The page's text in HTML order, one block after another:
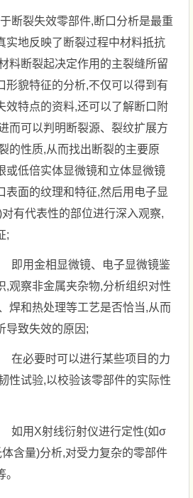
断裂失效零部件,断口分析是最重
实地反映了断裂过程中材料抵抗
料断裂起决定作用的主裂缝所留
形貌特征的分析,不仅可以得到有
效特点的资料,还可以了解断口附
而可以判明断裂源、裂纹扩展方
的性质,从而找出断裂的主要原
或低倍实体显微镜和立体显微镜
表面的纹理和特征,然后用电子显
有代表性的部位进行深入观察,
;
即用金相显微镜、电子显微镜鉴
,观察非金属夹杂物,分析组织对性
焊和热处理等工艺是否恰当,从而
导致失效的原因;
在必要时可以进行某些项目的力
性试验,以校验该零部件的实际性
如用X射线衍射仪进行定性(如σ
含量)分析,对受力复杂的零部件